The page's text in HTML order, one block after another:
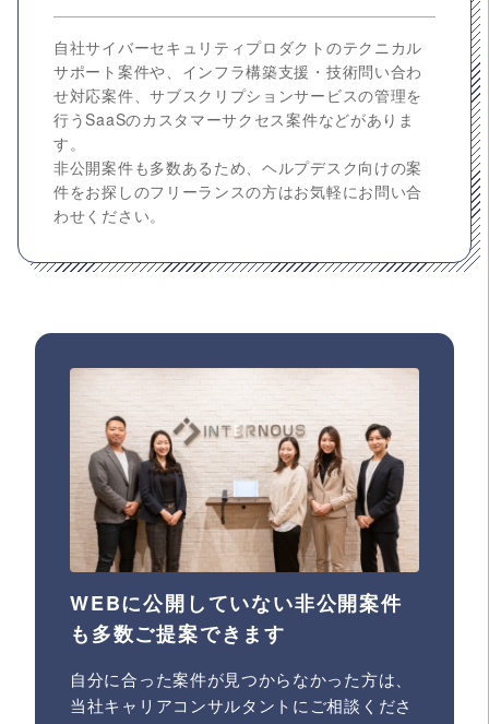
自社サイバーセキュリティプロダクトのテクニカル
サポート案件や、インフラ構築支援・技術問い合わ
せ対応案件、サブスクリプションサービスの管理を
行うSaaSのカスタマーサクセス案件などがありま
す。
非公開案件も多数あるため、ヘルプデスク向けの案
件をお探しのフリーランスの方はお気軽にお問い合
わせください。
WEBに公開していない非公開案件
も多数ご提案できます
自分に合った案件が見つからなかった方は、
当社キャリアコンサルタントにご相談くださ